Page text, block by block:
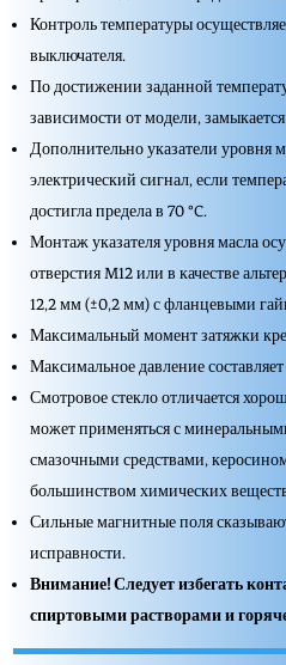
Контроль температуры
выключателя.
По достижении заданной
зависимости от модели,
Дополнительно указатели уровня
электрический сигнал, если
достигла предела в 70 °C.
Монтаж указателя уровня масла
отверстия M12 или в качестве
12,2 мм (±0,2 мм) с фланцевыми
Максимальный момент затяжки
Максимальное давление составляет
Смотровое стекло отличается
может применяться с
смазочными средствами,
большинством химических
Сильные магнитные поля
исправности.
Внимание! Следует избегать
спиртовыми растворами и